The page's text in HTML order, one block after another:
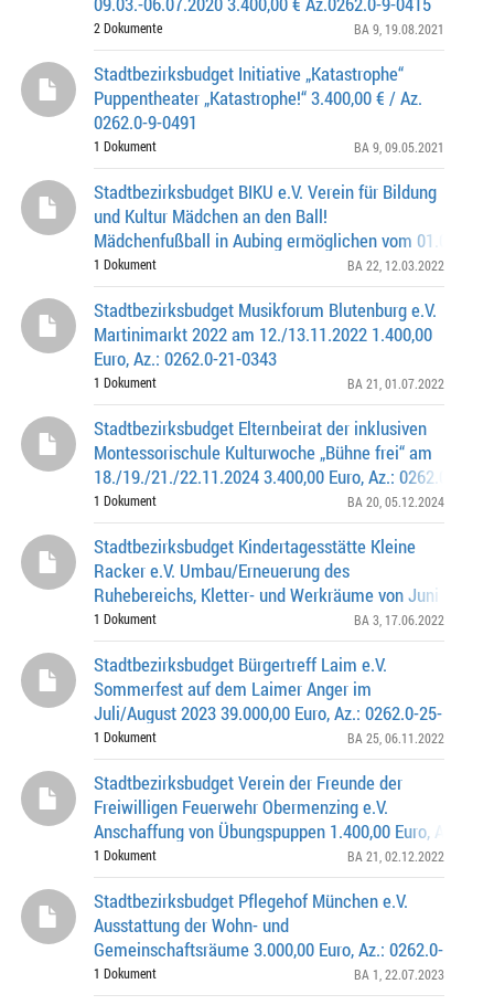
2 Dokumente BA 9 , 19.08.2021
Stadtbezirksbudget Initiative „Katastrophe“
Puppentheater „Katastrophe!“ 3.400,00 € / Az.
0262.0-9-0491
1 Dokument BA 9 , 09.05.2021
Stadtbezirksbudget BIKU e.V. Verein für Bildung
und Kultur Mädchen an den Ball!
Mädchenfußball in Aubing ermöglichen vom 01.03. -
6.400,00 Euro, Az.: 0262.0-22-0184
1 Dokument BA 22 , 12.03.2022
Stadtbezirksbudget Musikforum Blutenburg e.V.
Martinimarkt 2022 am 12./13.11.2022 1.400,00
Euro, Az.: 0262.0-21-0343
1 Dokument BA 21 , 01.07.2022
Stadtbezirksbudget Elternbeirat der inklusiven
Montessorischule Kulturwoche „Bühne frei“ am
18./19./21./22.11.2024 3.400,00 Euro, Az.: 0262.0-20-
1 Dokument BA 20 , 05.12.2024
Stadtbezirksbudget Kindertagesstätte Kleine
Racker e.V. Umbau/Erneuerung des
Ruhebereichs, Kletter- und Werkräume von Juni -
2.696,00 Euro, Az.: 0262.0-3-0400
1 Dokument BA 3 , 17.06.2022
Stadtbezirksbudget Bürgertreff Laim e.V.
Sommerfest auf dem Laimer Anger im
Juli/August 2023 39.000,00 Euro, Az.: 0262.0-25-
0277
1 Dokument BA 25 , 06.11.2022
Stadtbezirksbudget Verein der Freunde der
Freiwilligen Feuerwehr Obermenzing e.V.
Anschaffung von Übungspuppen 1.400,00 Euro, Az.:
0364
1 Dokument BA 21 , 02.12.2022
Stadtbezirksbudget Pflegehof München e.V.
Ausstattung der Wohn- und
Gemeinschaftsräume 3.000,00 Euro, Az.: 0262.0-
1-0335
1 Dokument BA 1 , 22.07.2023